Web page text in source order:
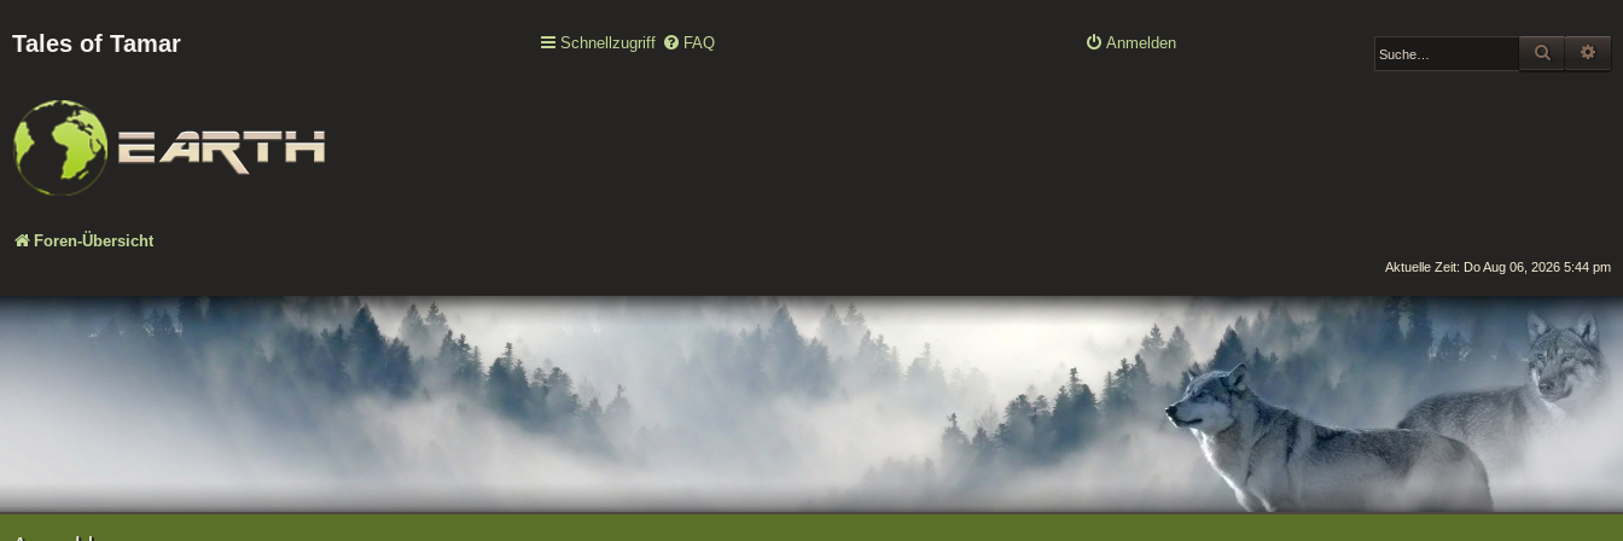
Tales of Tamar Schnellzugriff FAQ Anmelden SUCHE
Foren-Übersicht
Aktuelle Zeit: Do Aug 06, 2026 5:44 pm